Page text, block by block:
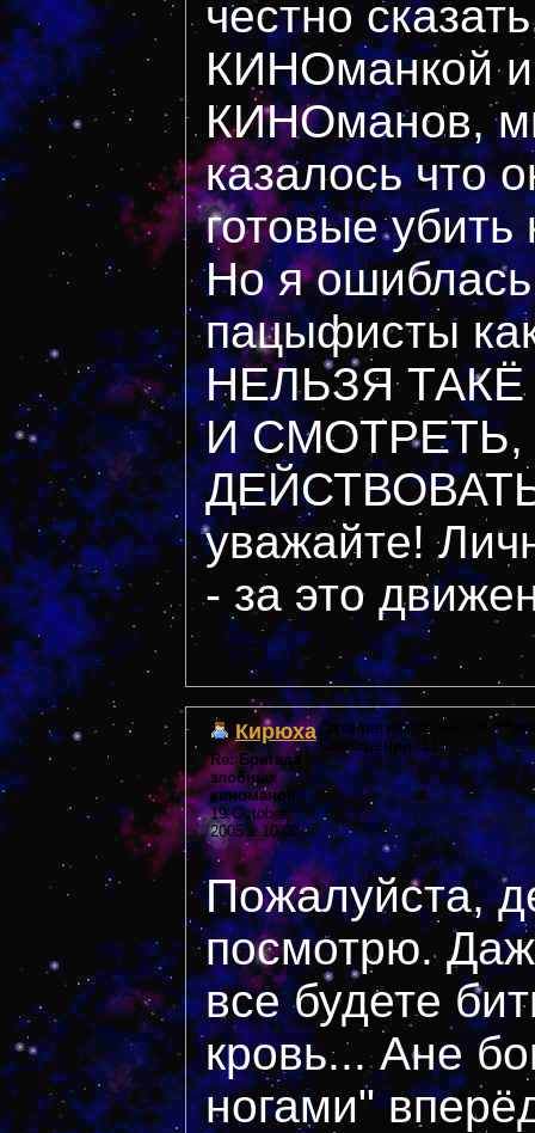
честно
КИНОманкой
КИНОманов,
казалось что
готовые
Но я
пацыфисты
НЕЛЬЗЯ
И
уважайте!
- за это
Кирюха
Re: Бригада
злобных
киноманов
19 October,
2005 в 10:02
Дата регистрации: 36
Сообщений: 111
Пожалуйста,
посмотрю.
все будете
кровь... Ане
ногами"